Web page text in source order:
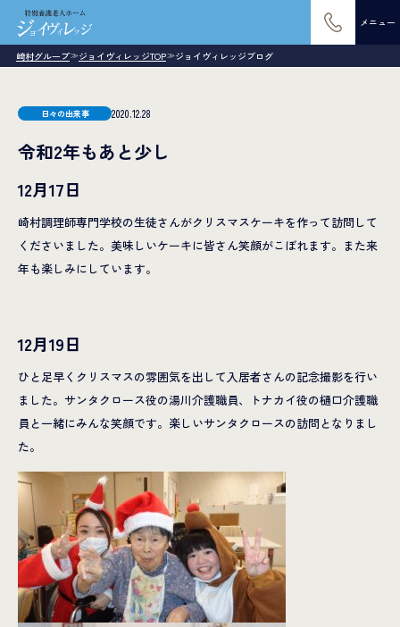
メニュー
崎村グループ≫ジョイヴィレッジTOP≫ジョイヴィレッジブログ
日々の出来事 2020.12.28
令和2年もあと少し
12月17日
崎村調理師専門学校の生徒さんがクリスマスケーキを作って訪問して
くださいました。美味しいケーキに皆さん笑顔がこぼれます。また来
年も楽しみにしています。
12月19日
ひと足早くクリスマスの雰囲気を出して入居者さんの記念撮影を行い
ました。サンタクロース役の湯川介護職員、トナカイ役の樋口介護職
員と一緒にみんな笑顔です。楽しいサンタクロースの訪問となりまし
た。